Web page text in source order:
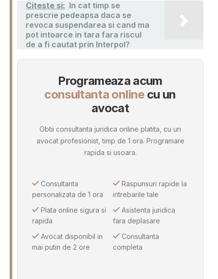
Citeste si: In cat timp se
prescrie pedeapsa daca se
revoca suspendarea si cand ma
pot intoarce in tara fara riscul
de a fi cautat prin Interpol?
Programeaza acum
consultanta onlinecu un
avocat
Obtii consultanta juridica online platita, cu un
avocat profesionist, timp de 1 ora. Programare
rapida si usoara.
Consultanta
personalizata de 1 ora
Plata online sigura si
rapida
Avocat disponibil in
mai putin de 2 ore
Raspunsuri rapide la
intrebarile tale
Asistenta juridica
fara deplasare
Consultanta
completa